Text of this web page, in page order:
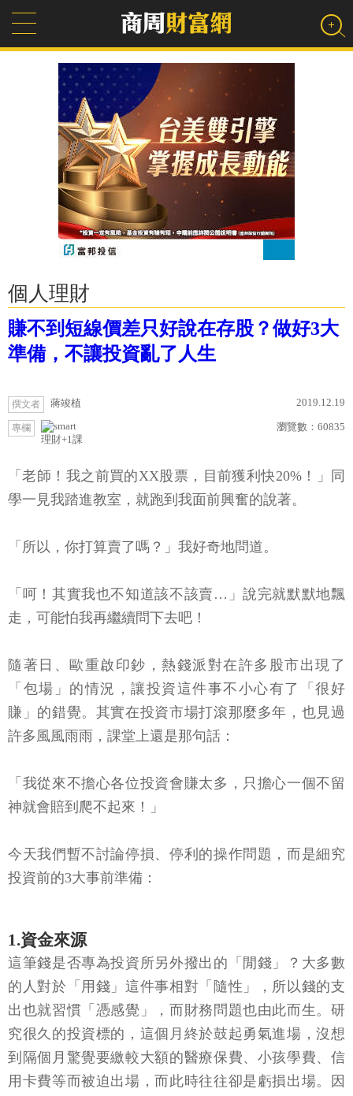
個人理財
賺不到短線價差只好說在存股？做好3大
準備，不讓投資亂了人生
撰文者 蔣竣植 2019.12.19
專欄
理財+1課
瀏覽數： 60835
「老師！我之前買的XX股票，目前獲利快20%！」同
學一見我踏進教室，就跑到我面前興奮的說著。
「所以，你打算賣了嗎？」我好奇地問道。
「呵！其實我也不知道該不該賣…」說完就默默地飄
走，可能怕我再繼續問下去吧！
隨著日、歐重啟印鈔，熱錢派對在許多股市出現了
「包場」的情況，讓投資這件事不小心有了「很好
賺」的錯覺。其實在投資市場打滾那麼多年，也見過
許多風風雨雨，課堂上還是那句話：
「我從來不擔心各位投資會賺太多，只擔心一個不留
神就會賠到爬不起來！」
今天我們暫不討論停損、停利的操作問題，而是細究
投資前的3大事前準備：
1.資金來源
這筆錢是否專為投資所另外撥出的「閒錢」？大多數
的人對於「用錢」這件事相對「隨性」，所以錢的支
出也就習慣「憑感覺」，而財務問題也由此而生。研
究很久的投資標的，這個月終於鼓起勇氣進場，沒想
到隔個月驚覺要繳較大額的醫療保費、小孩學費、信
用卡費等而被迫出場，而此時往往卻是虧損出場。因